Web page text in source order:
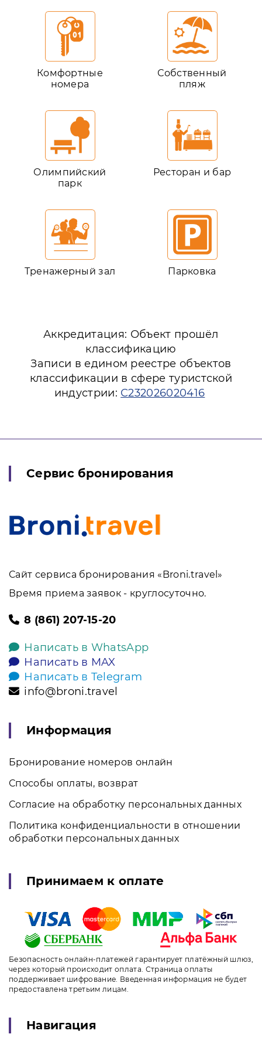
Комфортные
номера
Собственный
пляж
Олимпийский
парк
Ресторан и бар
Тренажерный зал Парковка
Аккредитация: Объект прошёл
классификацию
Записи в едином реестре объектов
классификации в сфере туристской
индустрии: С232026020416
Сервис бронирования
Сайт сервиса бронирования «Broni.travel»
Время приема заявок - круглосуточно.
8 (861) 207-15-20
Написать в WhatsApp
Написать в MAX
Написать в Telegram
info@broni.travel
Информация
Бронирование номеров онлайн
Способы оплаты, возврат
Согласие на обработку персональных данных
Политика конфиденциальности в отношении
обработки персональных данных
Принимаем к оплате
Безопасность онлайн-платежей гарантирует платёжный шлюз,
через который происходит оплата. Страница оплаты
поддерживает шифрование. Введенная информация не будет
предоставлена третьим лицам.
Навигация